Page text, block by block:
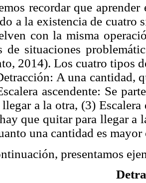
recordar que
a la existencia de cuatro
con la misma
de situaciones
2014). Los cuatro tipos
A una cantidad,
ascendente: Se
llegar a la otra, (3) Escalera
que quitar para llegar a
una cantidad es
presentamos